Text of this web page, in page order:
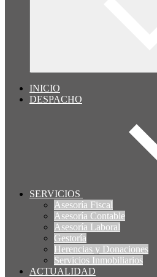
INICIO
DESPACHO
SERVICIOS
Asesoría Fiscal
Asesoría Contable
Asesoría Laboral
Gestoría
Herencias y Donaciones
Servicios Inmobiliarios
ACTUALIDAD